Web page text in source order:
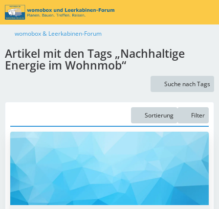
womobox & Leerkabinen-Forum
Artikel mit den Tags „Nachhaltige
Energie im Wohnmob“
Suche nach Tags
Sortierung Filter